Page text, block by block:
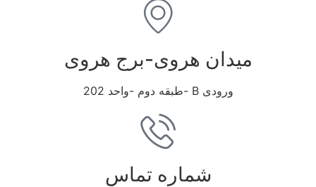
میدان هروی-برج هروی
ورودی B -طبقه دوم -واحد 202
شماره تماس